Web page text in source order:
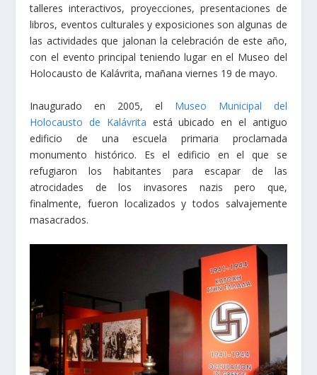
talleres interactivos, proyecciones, presentaciones de
libros, eventos culturales y exposiciones son algunas de
las actividades que jalonan la celebración de este año,
con el evento principal teniendo lugar en el Museo del
Holocausto de Kalávrita, mañana viernes 19 de mayo.
Inaugurado en 2005, el Museo Municipal del
Holocausto de Kalávrita está ubicado en el antiguo
edificio de una escuela primaria proclamada
monumento histórico. Es el edificio en el que se
refugiaron los habitantes para escapar de las
atrocidades de los invasores nazis pero que,
finalmente, fueron localizados y todos salvajemente
masacrados.